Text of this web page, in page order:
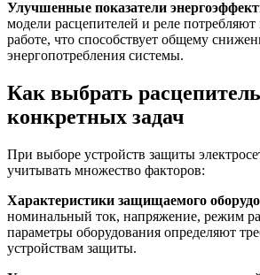
Улучшенные показатели
модели расцепителей и реле
работе, что способствует общему
энергопотребления системы.
Как выбрать
конкретных задач
При выборе устройств защиты
учитывать множество факторов:
Характеристики защищаемого
номинальный ток, напряжение, режим
параметры оборудования определяют
устройствам защиты.